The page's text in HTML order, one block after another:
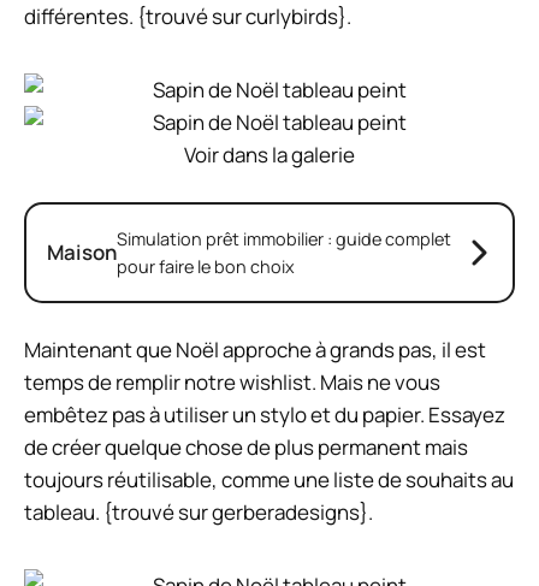
différentes. {trouvé sur curlybirds}.
Voir dans la galerie
MaisonSimulation prêt immobilier : guide complet
pour faire le bon choix
Maintenant que Noël approche à grands pas, il est
temps de remplir notre wishlist. Mais ne vous
embêtez pas à utiliser un stylo et du papier. Essayez
de créer quelque chose de plus permanent mais
toujours réutilisable, comme une liste de souhaits au
tableau. {trouvé sur gerberadesigns}.